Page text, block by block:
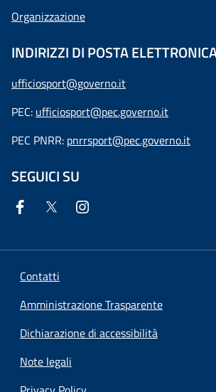
Organizzazione
INDIRIZZI DI POSTA
ufficiosport@governo.it
PEC: ufficiosport@pec.governo.it
PEC PNRR: pnrrsport@pec.governo.it
SEGUICI SU
Contatti
Amministrazione Trasparente
Dichiarazione di accessibilità
Note legali